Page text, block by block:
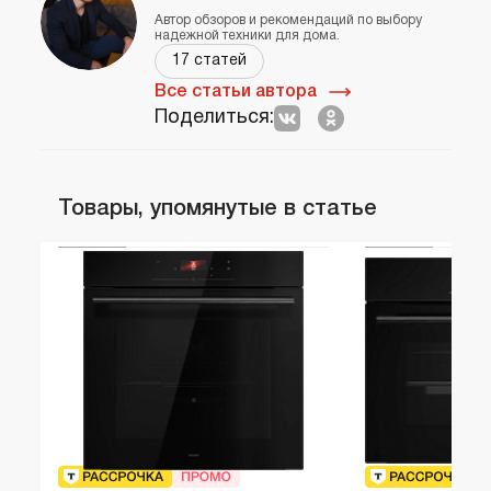
Автор обзоров и рекомендаций по выбору
надежной техники для дома.
17 статей
Все статьи автора
Поделиться:
Товары, упомянутые в статье